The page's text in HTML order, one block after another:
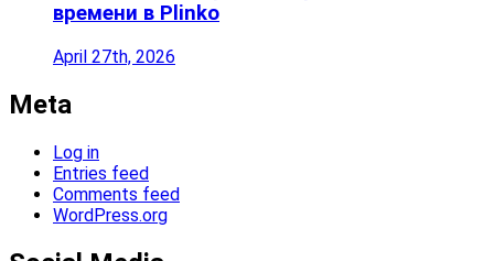
времени в Plinko
April 27th, 2026
Meta
Log in
Entries feed
Comments feed
WordPress.org